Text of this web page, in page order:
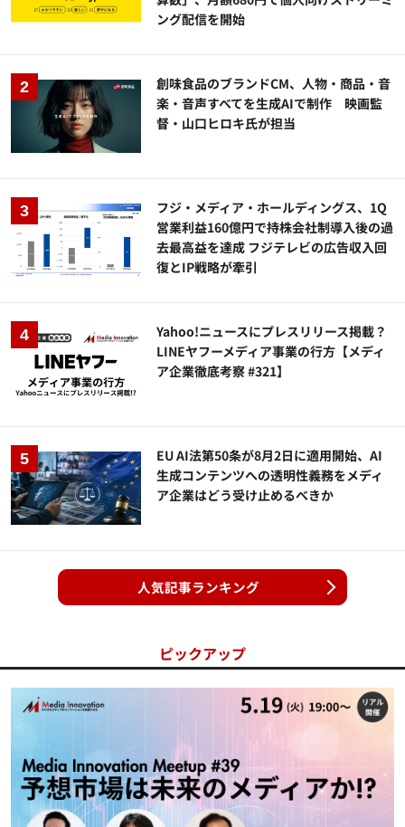
ング配信を開始
創味食品のブランドCM、人物・商品・音
楽・音声すべてを生成AIで制作 映画監
督・山口ヒロキ氏が担当
フジ・メディア・ホールディングス、1Q
営業利益160億円で持株会社制導入後の過
去最高益を達成 フジテレビの広告収入回
復とIP戦略が牽引
Yahoo!ニュースにプレスリリース掲載？
LINEヤフーメディア事業の行方【メディ
ア企業徹底考察 #321】
EU AI法第50条が8月2日に適用開始、AI
生成コンテンツへの透明性義務をメディ
ア企業はどう受け止めるべきか
人気記事ランキング
ピックアップ